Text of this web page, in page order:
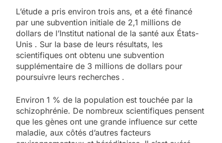
L’étude a pris environ trois ans, et a été financé
par une subvention initiale de 2,1 millions de
dollars de l’Institut national de la santé aux États-
Unis . Sur la base de leurs résultats, les
scientifiques ont obtenu une subvention
supplémentaire de 3 millions de dollars pour
poursuivre leurs recherches .
Environ 1 % de la population est touchée par la
schizophrénie. De nombreux scientifiques pensent
que les gènes ont une grande influence sur cette
maladie, aux côtés d’autres facteurs